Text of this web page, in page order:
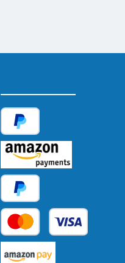
PayPal
Amazon Pay
Später Bezahlen
Kredit- oder Debitkarte